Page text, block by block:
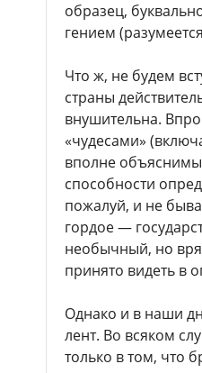
образец,
гением
Что ж, не будем
страны
внушительна.
«чудесами»
вполне
способности
пожалуй, и не
гордое —
необычный, но
принято видеть в
Однако и в наши
лент. Во всяком
только в том, что